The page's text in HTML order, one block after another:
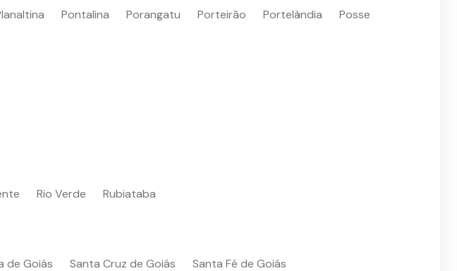
Pontalina Porangatu Porteirão Portelândia Posse
Rio Verde Rubiataba
de Goiás Santa Cruz de Goiás Santa Fé de Goiás